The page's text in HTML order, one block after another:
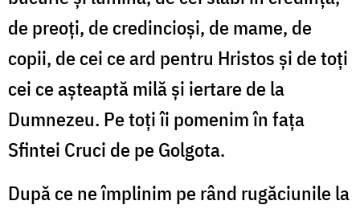
de preoți, de credincioși, de mame, de
copii, de cei ce ard pentru Hristos și de toți
cei ce așteaptă milă și iertare de la
Dumnezeu. Pe toți îi pomenim în fața
Sfintei Cruci de pe Golgota.
După ce ne împlinim pe rând rugăciunile la